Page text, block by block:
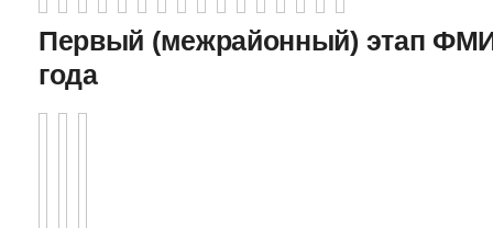
Первый (межрайонный) этап
года